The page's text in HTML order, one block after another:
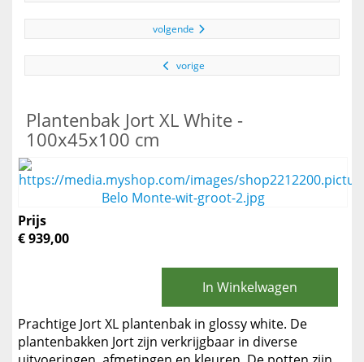
volgende
vorige
Plantenbak Jort XL White -
100x45x100 cm
Prijs
€ 939,00
In Winkelwagen
Prachtige Jort XL plantenbak in glossy white. De
plantenbakken Jort zijn verkrijgbaar in diverse